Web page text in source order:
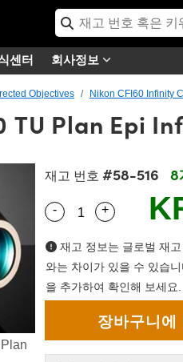
센터 회사정보
Objectives Nikon CFI60 Infinity
TU Plan Epi
재고 번호 #58-516 8
Quantity Selector
- Use the plus
+
재고 정보는 글로벌 재
와는 차이가 있을 수 있습
을 추가하여 확인해 보세요.